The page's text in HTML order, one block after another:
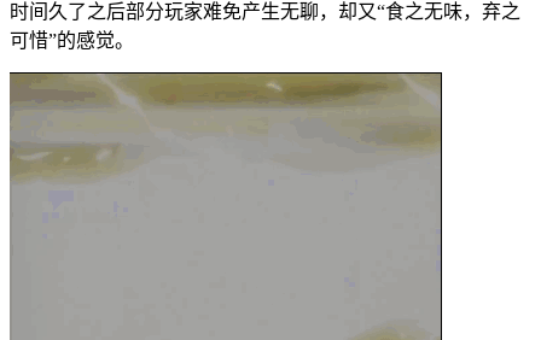
时间久了之后部分玩家难免产生无聊，却又“食之无味，弃之
可惜”的感觉。